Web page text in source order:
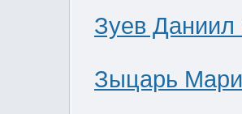
Зуев Даниил
Зыцарь